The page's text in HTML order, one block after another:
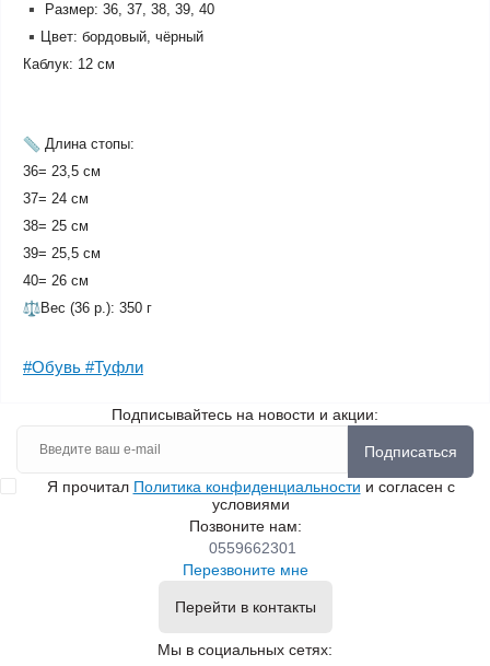
Размер: 36, 37, 38, 39, 40
Цвет: бордовый, чёрный
Каблук: 12 см
Длина стопы:
36= 23,5 см
37= 24 см
38= 25 см
39= 25,5 см
40= 26 см
Вес (36 р.): 350 г
#Обувь #Туфли
Подписывайтесь на новости и акции:
Подписаться
Я прочитал Политика конфиденциальности и согласен с
условиями
Позвоните нам:
0559662301
Перезвоните мне
Перейти в контакты
Мы в социальных сетях: